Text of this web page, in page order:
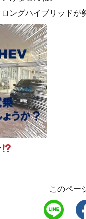
ングハイブリッドが
このペー